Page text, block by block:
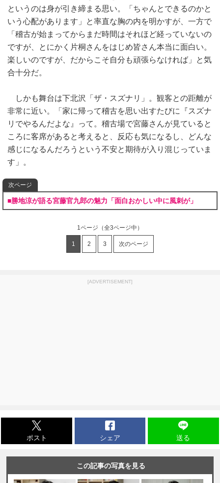
というのは身が引き締まる思い。「ちゃんとできるのかと
いう心配があります」と率直な胸の内を明かすが、一方で
「稽古が始まってからまだ時間はそれほど経っていないの
ですが、とにかく片桐さんをはじめ皆さん本当に面白い。
楽しいのですが、だからこそ自分も頑張らなければ」と気
合十分だ。
しかも舞台は下北沢「ザ・スズナリ」。観客との距離が
非常に近い。「家に帰って稽古を思い出すたびに『スズナ
リでやるんだよな』って。稽古場で宮藤さんが見ていると
ころに客席があると考えると、反応も気になるし、どんな
感じになるんだろうという不安と期待が入り混じっていま
す」。
次ページ
■勝地涼が語る宮藤官九郎の魅力「面白おかしい中に風刺が」
1ページ （全3ページ中）
1 2 3 次のページ
[ADVERTISEMENT]
ポスト シェア 送る
この記事の写真を見る